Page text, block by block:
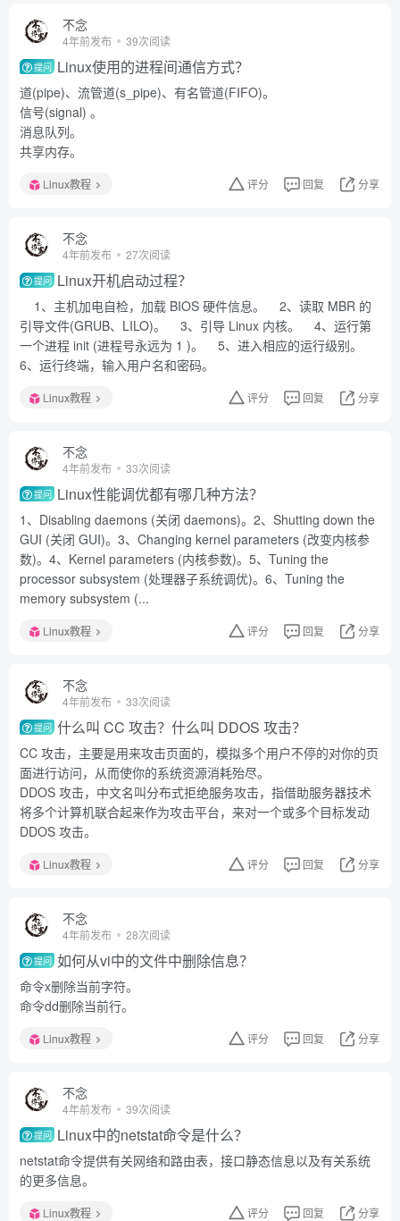
不念
4年前发布 39次阅读
提问 Linux使用的进程间通信方式？
道(pipe)、流管道(s_pipe)、有名管道(FIFO)。
信号(signal) 。
消息队列。
共享内存。
Linux教程 评分 回复 分享
不念
4年前发布 27次阅读
提问 Linux开机启动过程？
1、主机加电自检，加载 BIOS 硬件信息。 2、读取 MBR 的
引导文件(GRUB、LILO)。 3、引导 Linux 内核。 4、运行第
一个进程 init (进程号永远为 1 )。 5、进入相应的运行级别。
6、运行终端，输入用户名和密码。
Linux教程 评分 回复 分享
不念
4年前发布 33次阅读
提问 Linux性能调优都有哪几种方法？
1、Disabling daemons (关闭 daemons)。2、Shutting down the
GUI (关闭 GUI)。3、Changing kernel parameters (改变内核参
数)。4、Kernel parameters (内核参数)。5、Tuning the
processor subsystem (处理器子系统调优)。6、Tuning the
memory subsystem (...
Linux教程 评分 回复 分享
不念
4年前发布 33次阅读
提问 什么叫 CC 攻击？什么叫 DDOS 攻击？
CC 攻击，主要是用来攻击页面的，模拟多个用户不停的对你的页
面进行访问，从而使你的系统资源消耗殆尽。
DDOS 攻击，中文名叫分布式拒绝服务攻击，指借助服务器技术
将多个计算机联合起来作为攻击平台，来对一个或多个目标发动
DDOS 攻击。
Linux教程 评分 回复 分享
不念
4年前发布 28次阅读
提问 如何从vi中的文件中删除信息？
命令x删除当前字符。
命令dd删除当前行。
Linux教程 评分 回复 分享
不念
4年前发布 39次阅读
提问 Linux中的netstat命令是什么？
netstat命令提供有关网络和路由表，接口静态信息以及有关系统
的更多信息。
Linux教程 评分 回复 分享